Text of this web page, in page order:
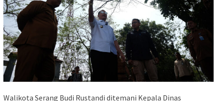
Walikota Serang Budi Rustandi ditemani Kepala Dinas